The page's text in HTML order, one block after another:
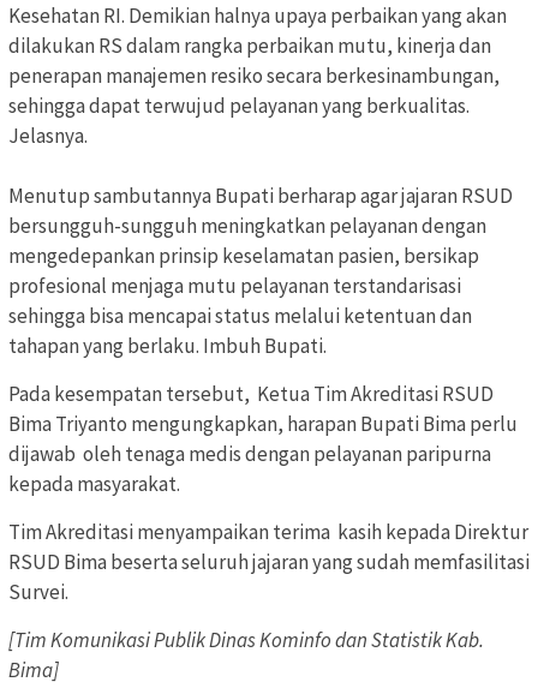
Kesehatan RI. Demikian halnya upaya perbaikan yang akan
dilakukan RS dalam rangka perbaikan mutu, kinerja dan
penerapan manajemen resiko secara berkesinambungan,
sehingga dapat terwujud pelayanan yang berkualitas.
Jelasnya.
Menutup sambutannya Bupati berharap agar jajaran RSUD
bersungguh-sungguh meningkatkan pelayanan dengan
mengedepankan prinsip keselamatan pasien, bersikap
profesional menjaga mutu pelayanan terstandarisasi
sehingga bisa mencapai status melalui ketentuan dan
tahapan yang berlaku. Imbuh Bupati.
Pada kesempatan tersebut, Ketua Tim Akreditasi RSUD
Bima Triyanto mengungkapkan, harapan Bupati Bima perlu
dijawab oleh tenaga medis dengan pelayanan paripurna
kepada masyarakat.
Tim Akreditasi menyampaikan terima kasih kepada Direktur
RSUD Bima beserta seluruh jajaran yang sudah memfasilitasi
Survei.
[Tim Komunikasi Publik Dinas Kominfo dan Statistik Kab.
Bima]